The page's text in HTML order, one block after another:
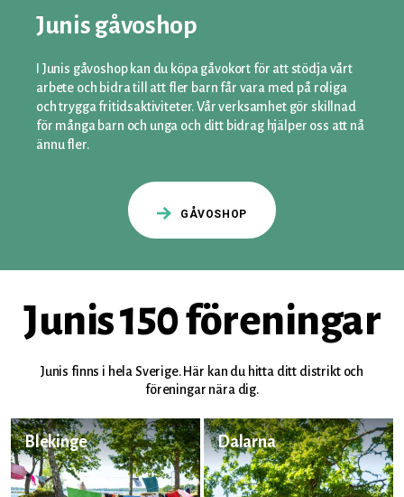
Junis gåvoshop
I Junis gåvoshop kan du köpa gåvokort för att stödja vårt
arbete och bidra till att fler barn får vara med på roliga
och trygga fritidsaktiviteter. Vår verksamhet gör skillnad
för många barn och unga och ditt bidrag hjälper oss att nå
ännu fler.
GÅVOSHOP
Junis 150 föreningar
Junis finns i hela Sverige. Här kan du hitta ditt distrikt och
föreningar nära dig.
Blekinge Dalarna